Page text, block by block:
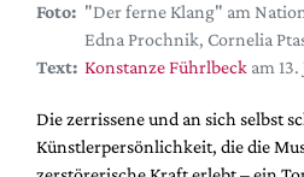
Festival-Planer
Hefte
Alle Hefte
Leseproben
Foto: "Der ferne Klang" am
Edna Prochnik, Cornelia
Text: Konstanze Führlbeck am 13.
Die zerrissene und an sich selbst
Künstlerpersönlichkeit, die die